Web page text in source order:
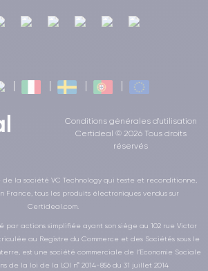
Conditions générales d'utilisation
Certideal © 2026 Tous droits
réservés
la société VC Technology qui teste et reconditionne,
France, tous les produits électroniques vendus sur
Certideal.com.
par actions simplifiée ayant son siège au 102 rue Victor
au Registre du Commerce et des Sociétés sous le
est une société commerciale de l’Economie Sociale
de la loi de la LOI n° 2014-856 du 31 juillet 2014